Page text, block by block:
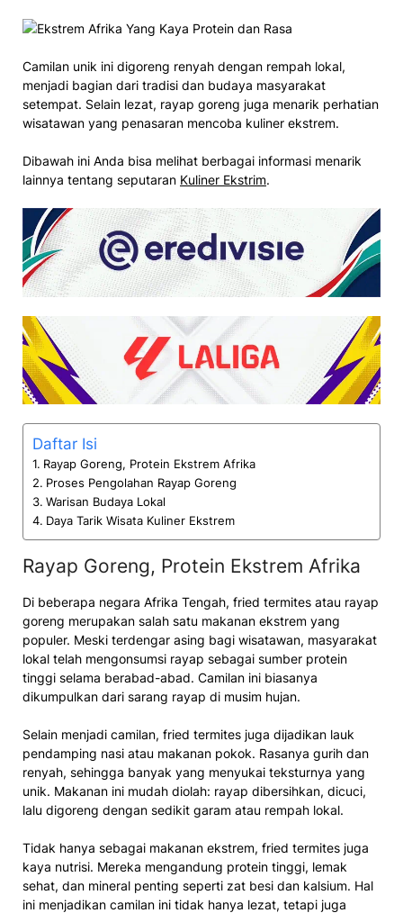
Camilan unik ini digoreng renyah dengan rempah lokal,
menjadi bagian dari tradisi dan budaya masyarakat
setempat. Selain lezat, rayap goreng juga menarik perhatian
wisatawan yang penasaran mencoba kuliner ekstrem.
Dibawah ini Anda bisa melihat berbagai informasi menarik
lainnya tentang seputaran Kuliner Ekstrim.
Daftar Isi
Rayap Goreng, Protein Ekstrem Afrika
Proses Pengolahan Rayap Goreng
Warisan Budaya Lokal
Daya Tarik Wisata Kuliner Ekstrem
Rayap Goreng, Protein Ekstrem Afrika
Di beberapa negara Afrika Tengah, fried termites atau rayap
goreng merupakan salah satu makanan ekstrem yang
populer. Meski terdengar asing bagi wisatawan, masyarakat
lokal telah mengonsumsi rayap sebagai sumber protein
tinggi selama berabad-abad. Camilan ini biasanya
dikumpulkan dari sarang rayap di musim hujan.
Selain menjadi camilan, fried termites juga dijadikan lauk
pendamping nasi atau makanan pokok. Rasanya gurih dan
renyah, sehingga banyak yang menyukai teksturnya yang
unik. Makanan ini mudah diolah: rayap dibersihkan, dicuci,
lalu digoreng dengan sedikit garam atau rempah lokal.
Tidak hanya sebagai makanan ekstrem, fried termites juga
kaya nutrisi. Mereka mengandung protein tinggi, lemak
sehat, dan mineral penting seperti zat besi dan kalsium. Hal
ini menjadikan camilan ini tidak hanya lezat, tetapi juga